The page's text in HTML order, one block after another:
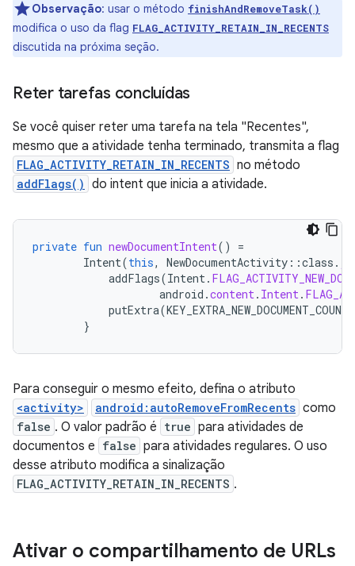
Observação: usar o método finishAndRemoveTask()
modifica o uso da flag FLAG_ACTIVITY_RETAIN_IN_RECENTS
discutida na próxima seção.
Reter tarefas concluídas
Se você quiser reter uma tarefa na tela "Recentes",
mesmo que a atividade tenha terminado, transmita a flag
FLAG_ACTIVITY_RETAIN_IN_RECENTS no método
addFlags() do intent que inicia a atividade.
private fun newDocumentIntent()
=
Intent(this, NewDocumentActivity ::class .
addFlags(Intent .
android .content . Intent .
putExtra(
}
Para conseguir o mesmo efeito, defina o atributo
<activity> android:autoRemoveFromRecents como
false . O valor padrão é true para atividades de
documentos e false para atividades regulares. O uso
desse atributo modifica a sinalização
FLAG_ACTIVITY_RETAIN_IN_RECENTS .
Ativar o compartilhamento de URLs